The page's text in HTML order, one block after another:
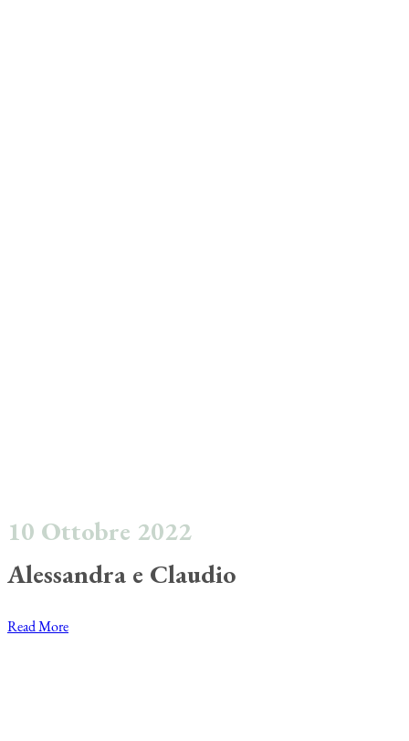
10 Ottobre 2022
Alessandra e Claudio
Read More